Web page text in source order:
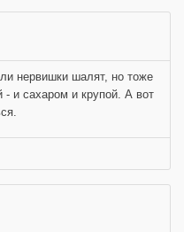
нервишки шалят, но тоже
- и сахаром и крупой. А вот